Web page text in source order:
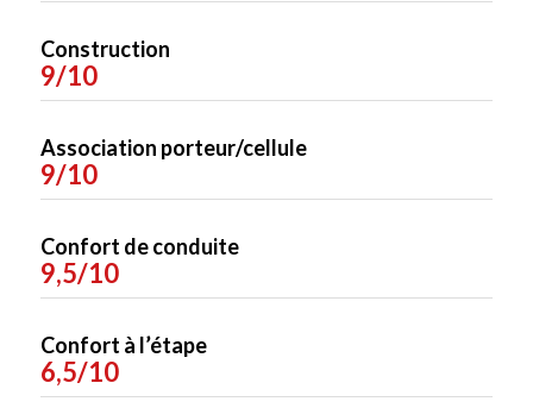
Construction
9/10
Association porteur/cellule
9/10
Confort de conduite
9,5/10
Confort à l’étape
6,5/10